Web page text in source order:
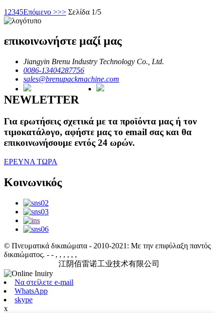
1 2345Επόμενο >>> Σελίδα 1/5
επικοινωνήστε μαζί μας
Jiangyin Brenu Industry Technology Co., Ltd.
0086-13404287756
sales@brenupackmachine.com
NEWLETTER
Για ερωτήσεις σχετικά με τα προϊόντα μας ή τον
τιμοκατάλογο, αφήστε μας το email σας και θα
επικοινωνήσουμε εντός 24 ωρών.
ΕΡΕΥΝΑ ΤΩΡΑ
Κοινωνικός
© Πνευματικά δικαιώματα - 2010-2021: Με την επιφύλαξη παντός
δικαιώματος. - - , , , , , ,
江阴佰雷诺工业技术有限公司
Να στείλετε e-mail
WhatsApp
skype
x